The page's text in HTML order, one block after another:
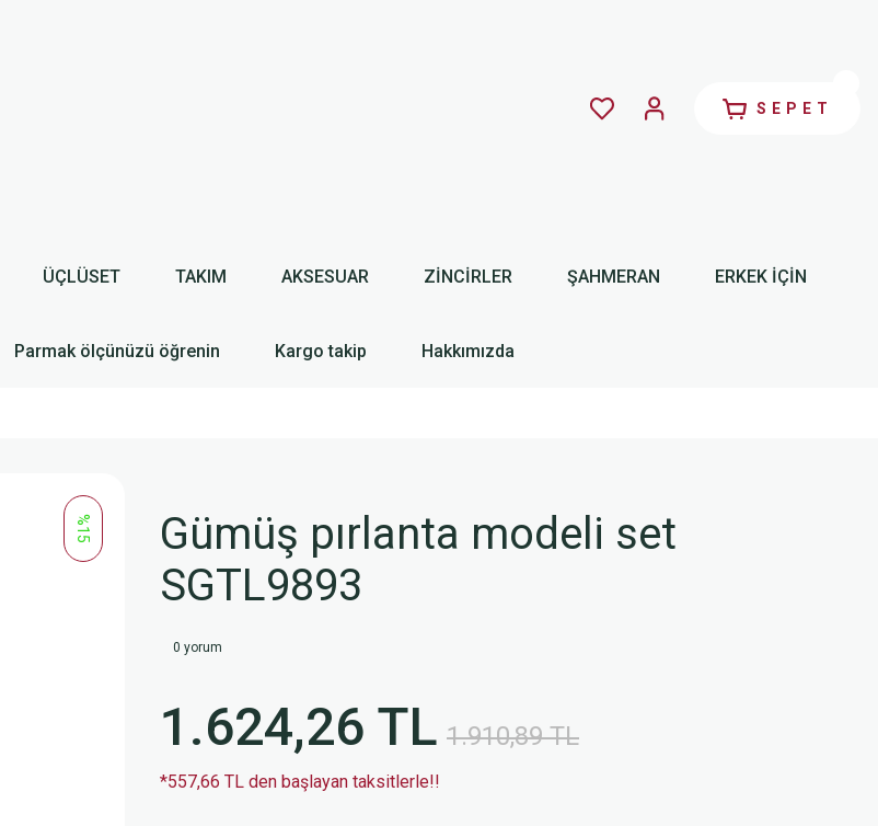
SEPET
ÜÇLÜSET TAKIM AKSESUAR ZİNCİRLER ŞAHMERAN ERKEK İÇİN
Parmak ölçünüzü öğrenin Kargo takip Hakkımızda
%15
Gümüş pırlanta modeli set
SGTL9893
0 yorum
1.624,26 TL 1.910,89 TL
*557,66 TL den başlayan taksitlerle!!